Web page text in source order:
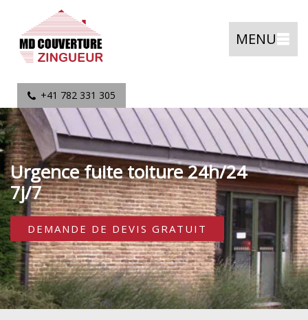
MENU
+41 782 331 305
Urgence fuite toiture 24h/24
7j/7
DEMANDE DE DEVIS GRATUIT